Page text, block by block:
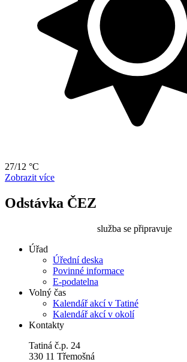
27/12 °C
Zobrazit více
Odstávka ČEZ
služba se připravuje
Úřad
Úřední deska
Povinné informace
E-podatelna
Volný čas
Kalendář akcí v Tatiné
Kalendář akcí v okolí
Kontakty
Tatiná č.p. 24
330 11 Třemošná